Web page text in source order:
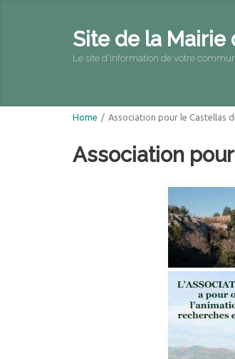
Site de la Mairie
Le site d'information de votre
Home / Association pour le Castellas
Association